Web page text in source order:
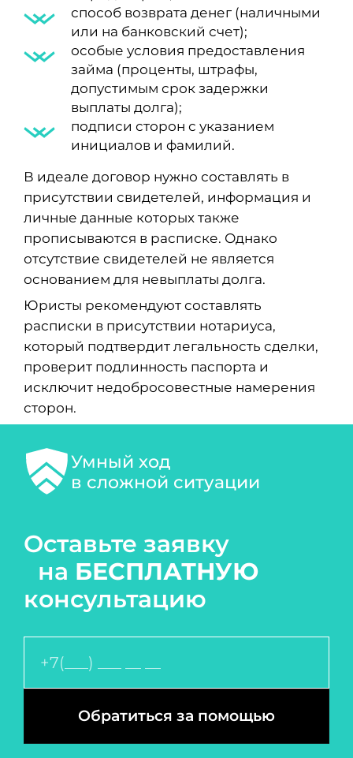
способ возврата денег (наличными
или на банковский счет);
особые условия предоставления
займа (проценты, штрафы,
допустимым срок задержки
выплаты долга);
подписи сторон с указанием
инициалов и фамилий.
В идеале договор нужно составлять в
присутствии свидетелей, информация и
личные данные которых также
прописываются в расписке. Однако
отсутствие свидетелей не является
основанием для невыплаты долга.
Юристы рекомендуют составлять
расписки в присутствии нотариуса,
который подтвердит легальность сделки,
проверит подлинность паспорта и
исключит недобросовестные намерения
сторон.
Умный ход
в сложной ситуации
Оставьте заявку
на БЕСПЛАТНУЮ
консультацию
Обратиться за помощью